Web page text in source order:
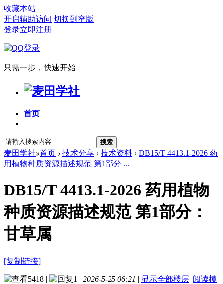
收藏本站
开启辅助访问 切换到窄版
登录立即注册
只需一步，快速开始
首页
搜索
麦田学社»首页 › 技术分享 › 技术资料 › DB15/T 4413.1-2026 药
用植物种质资源描述规范 第1部分 ...
DB15/T 4413.1-2026 药用植物
种质资源描述规范 第1部分：
甘草属
[复制链接]
5418 | 1 | 2026-5-25 06:21 | 显示全部楼层 |阅读模